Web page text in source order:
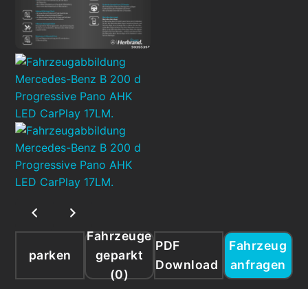
parken
Fahrzeuge
geparkt
(0)
PDF
Download
Fahrzeug
anfragen